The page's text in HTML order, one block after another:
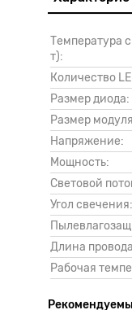
Температура
т):
Количество
Размер диода:
Размер
Напряжение:
Мощность:
Световой
Угол свечения:
Длина
Рабочая